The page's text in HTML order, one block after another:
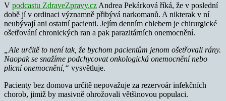
V podcastu ZdraveZpravy.cz Andrea Pekárková říká, že v poslední
době jí v ordinaci významně přibývá narkomanů. A nikterak v ní
neubývají ani ostatní pacienti. Jejím denním chlebem je chirurgické
ošetřování chronických ran a pak parazitárních onemocnění.
„Ale určitě to není tak, že bychom pacientům jenom ošetřovali rány.
Naopak se snažíme podchycovat onkologická onemocnění nebo
plicní onemocnění,“ vysvětluje.
Pacienty bez domova určitě nepovažuje za rezervoár infekčních
chorob, jimiž by masivně ohrožovali většinovou populaci.